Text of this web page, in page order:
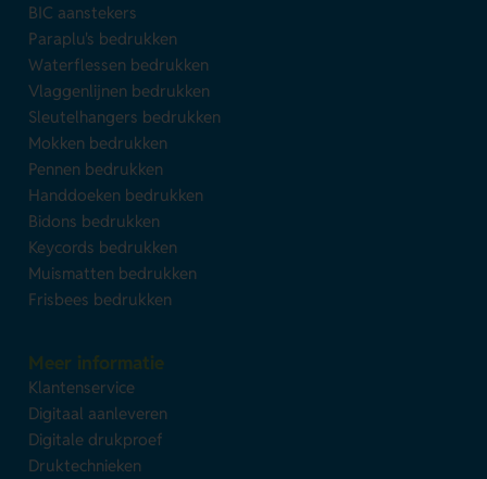
BIC aanstekers
Paraplu's bedrukken
Waterflessen bedrukken
Vlaggenlijnen bedrukken
Sleutelhangers bedrukken
Mokken bedrukken
Pennen bedrukken
Handdoeken bedrukken
Bidons bedrukken
Keycords bedrukken
Muismatten bedrukken
Frisbees bedrukken
Meer informatie
Klantenservice
Digitaal aanleveren
Digitale drukproef
Druktechnieken